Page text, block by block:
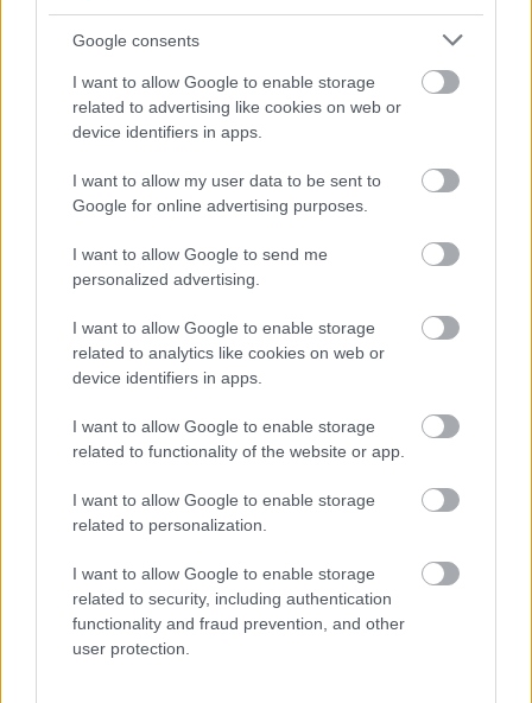
Google consents
I want to allow Google to enable storage
related to advertising like cookies on web or
device identifiers in apps.
I want to allow my user data to be sent to
Google for online advertising purposes.
I want to allow Google to send me
personalized advertising.
I want to allow Google to enable storage
related to analytics like cookies on web or
device identifiers in apps.
I want to allow Google to enable storage
related to functionality of the website or app.
I want to allow Google to enable storage
related to personalization.
I want to allow Google to enable storage
related to security, including authentication
functionality and fraud prevention, and other
user protection.
Aκολουθήστε μας
παντού…